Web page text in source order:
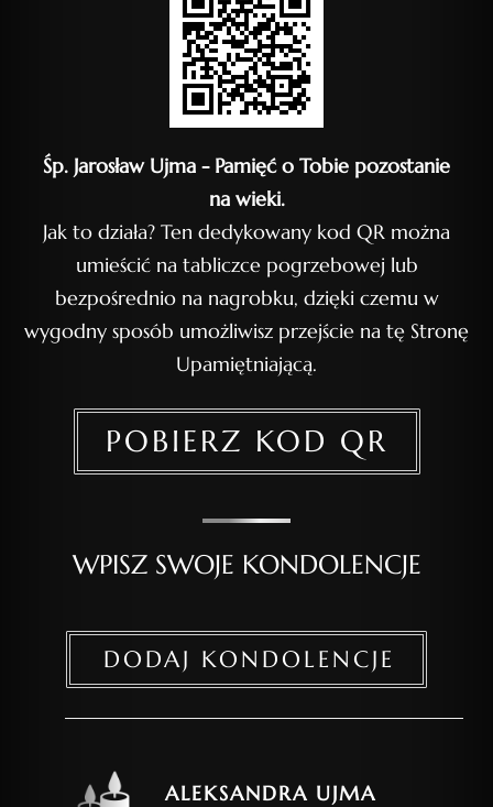
Śp. Jarosław Ujma - Pamięć o Tobie pozostanie
na wieki.
Jak to działa? Ten dedykowany kod QR można
umieścić na tabliczce pogrzebowej lub
bezpośrednio na nagrobku, dzięki czemu w
wygodny sposób umożliwisz przejście na tę Stronę
Upamiętniającą.
POBIERZ KOD QR
WPISZ SWOJE KONDOLENCJE
DODAJ KONDOLENCJE
ALEKSANDRA UJMA